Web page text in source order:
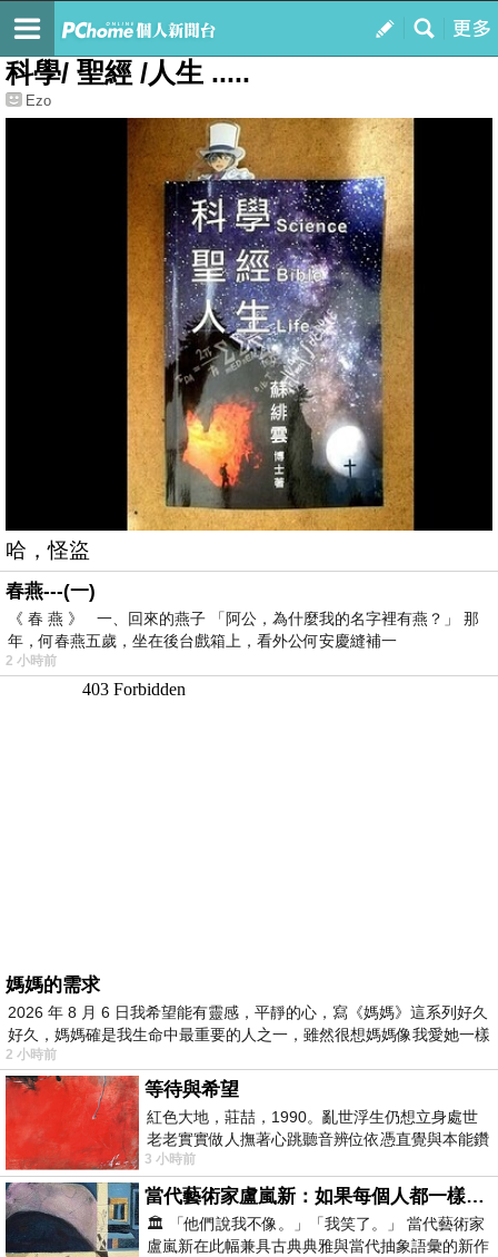
我的
最新文章
科學/ 聖經 /人生 .....
Ezo
哈，怪盜
春燕---(一)
《 春 燕 》 一、回來的燕子 「阿公，為什麼我的名字裡有燕？」 那
年，何春燕五歲，坐在後台戲箱上，看外公何安慶縫補一
2 小時前
媽媽的需求
2026 年 8 月 6 日我希望能有靈感，平靜的心，寫《媽媽》這系列好久
好久，媽媽確是我生命中最重要的人之一，雖然很想媽媽像我愛她一樣
2 小時前
等待與希望
紅色大地，莊喆，1990。亂世浮生仍想立身處世
老老實實做人撫著心跳聽音辨位依憑直覺與本能鑽
向裂隙的亮處探索另一個心聲另一個共鳴的
3 小時前
當代藝術家盧嵐新：如果每個人都一樣，這世界該有多無聊？
🏛️ 「他們說我不像。」「我笑了。」 當代藝術家
盧嵐新在此幅兼具古典典雅與當代抽象語彙的新作